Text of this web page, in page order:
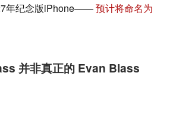
年纪念版iPhone——预计将命名为
并非真正的 Evan Blass